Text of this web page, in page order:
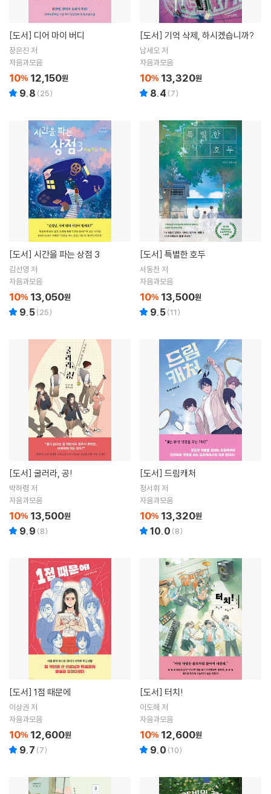
[도서] 디어 마이 버디
장은진 저
자음과모음
10% 12,150원
9.8 (25)
[도서] 기억 삭제, 하시겠습니까?
남세오 저
자음과모음
10% 13,320원
8.4 (7)
[도서] 시간을 파는 상점 3
김선영 저
자음과모음
10% 13,050원
9.5(25)
[도서] 특별한 호두
서동찬 저
자음과모음
10% 13,500원
9.5(11)
[도서] 굴러라, 공!
박하령 저
자음과모음
10% 13,500원
9.9 (8)
[도서] 드림캐처
정서휘 저
자음과모음
10% 13,320원
10.0 (8)
[도서] 1점 때문에
이상권 저
자음과모음
10% 12,600원
9.7 (7)
[도서] 터치!
이도해 저
자음과모음
10% 12,600원
9.0 (10)